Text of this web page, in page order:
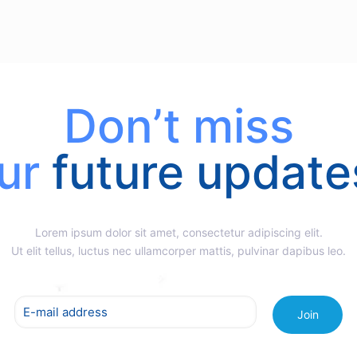
Don’t miss
future
Lorem ipsum dolor sit amet, consectetur adipiscing elit.
Ut elit tellus, luctus nec ullamcorper mattis, pulvinar dapibus leo.